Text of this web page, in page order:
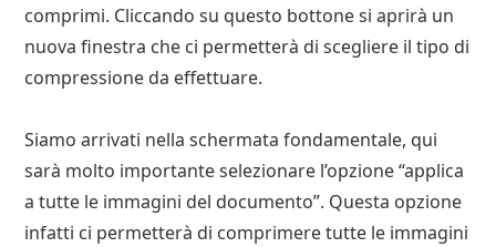
comprimi. Cliccando su questo bottone si aprirà un
nuova finestra che ci permetterà di scegliere il tipo di
compressione da effettuare.
Siamo arrivati nella schermata fondamentale, qui
sarà molto importante selezionare l’opzione “applica
a tutte le immagini del documento”. Questa opzione
infatti ci permetterà di comprimere tutte le immagini